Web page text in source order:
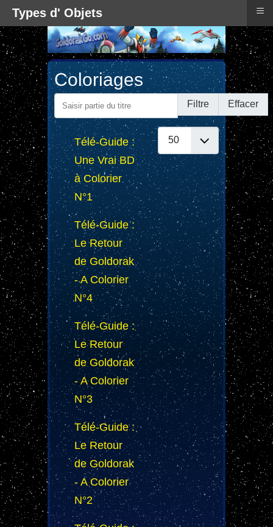
Coloriages
Saisir partie du titre Filtre Effacer
Télé-Guide :
Une Vrai BD
à Colorier
N°1
Télé-Guide :
Le Retour
de Goldorak
- A Colorier
N°4
Télé-Guide :
Le Retour
de Goldorak
- A Colorier
N°3
Télé-Guide :
Le Retour
de Goldorak
- A Colorier
N°2
Types d' Objets ≡